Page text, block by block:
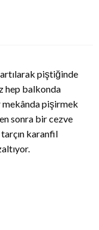
piştiğinde
hep balkonda
mekânda pişirmek
sonra bir cezve
karanfil